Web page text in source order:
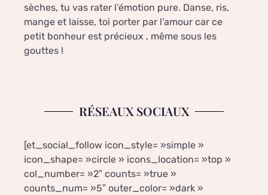
sèches, tu vas rater l’émotion pure. Danse, ris,
mange et laisse, toi porter par l’amour car ce
petit bonheur est précieux , même sous les
gouttes !
RÉSEAUX SOCIAUX
[et_social_follow icon_style= »simple »
icon_shape= »circle » icons_location= »top »
col_number= »2″ counts= »true »
counts_num= »5″ outer_color= »dark »